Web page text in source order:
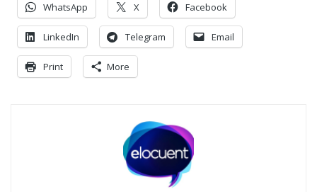
WhatsApp X Facebook
LinkedIn Telegram Email
Print More